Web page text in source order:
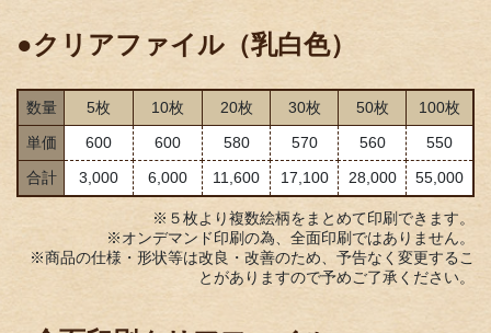
●クリアファイル（乳白色）
数量 5枚 10枚 20枚 30枚 50枚
100枚
単価
600 600 580 570 560
550
合計
3,000 6,000 11,600 17,100 28,000 55,000
※５枚より複数絵柄をまとめて印刷できます。
※オンデマンド印刷の為、全面印刷ではありません。
※商品の仕様・形状等は改良・改善のため、予告なく変更するこ
とがありますので予めご了承ください。